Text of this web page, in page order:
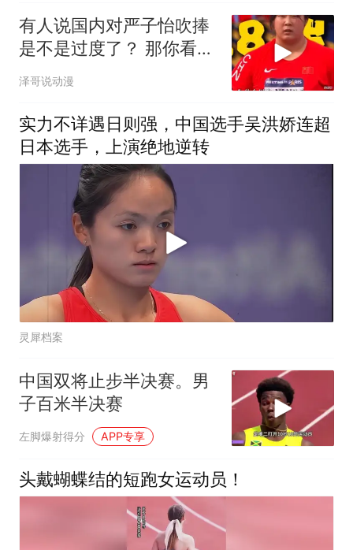
有人说国内对严子怡吹捧
是不是过度了？ 那你看看
泽哥说动漫
实力不详遇日则强，中国选手吴洪娇连超
日本选手，上演绝地逆转
灵犀档案
中国双将止步半决赛。男
子百米半决赛
左脚爆射得分 APP专享
头戴蝴蝶结的短跑女运动员！